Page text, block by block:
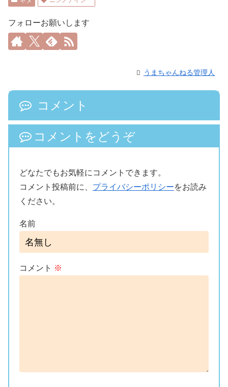
フォローお願いします
うまちゃんねる管理人
コメント
コメントをどうぞ
どなたでもお気軽にコメントできます。
コメント投稿前に、 プライバシーポリシーをお読み
ください。
名前
コメント ※